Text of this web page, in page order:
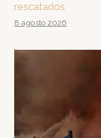
rescatados
8 agosto 2026